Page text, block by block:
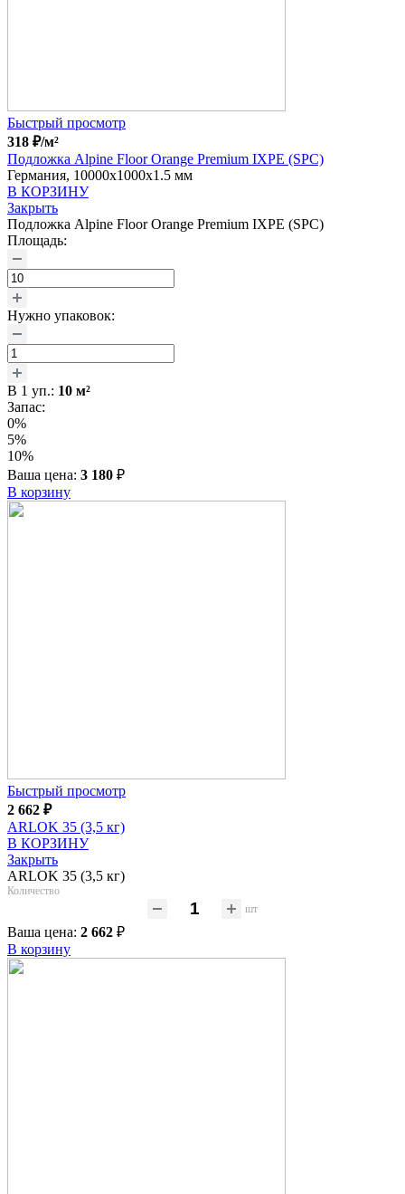
Быстрый просмотр
318 ₽/м²
Подложка Alpine Floor Orange Premium IXPE (SPC)
Германия, 10000x1000x1.5 мм
В КОРЗИНУ
Закрыть
Подложка Alpine Floor Orange Premium IXPE (SPC)
Площадь:
Нужно упаковок:
В 1 уп.: 10 м²
Запас:
0%
5%
10%
Ваша цена: 3 180 ₽
В корзину
Быстрый просмотр
2 662 ₽
ARLOK 35 (3,5 кг)
В КОРЗИНУ
Закрыть
ARLOK 35 (3,5 кг)
Количество
шт
Ваша цена: 2 662 ₽
В корзину